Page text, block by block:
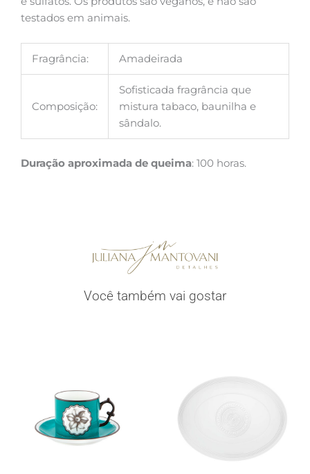
testados em animais.
Fragrância: Amadeirada
Composição:
Sofisticada fragrância que
mistura tabaco, baunilha e
sândalo.
Duração aproximada de queima: 100 horas.
Você também vai gostar